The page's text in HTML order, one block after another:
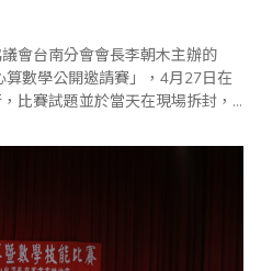
會台南分會會長李朝木主辦的
算數學公開邀請賽」，4月27日在
比賽試題並於當天在現場拆封，
，家長可以臨場感受比賽情形，